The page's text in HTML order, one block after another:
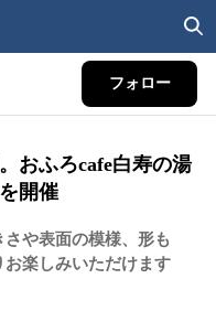
フォロー
おふろcafe白寿の湯
開催
や表面の模様、形も
楽しみいただけます